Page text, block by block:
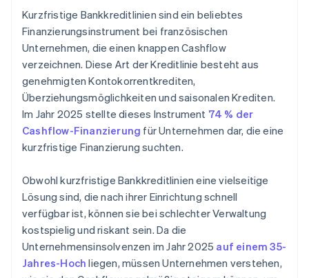
Kurzfristige Bankkreditlinien sind ein beliebtes
Finanzierungsinstrument bei französischen
Unternehmen, die einen knappen Cashflow
verzeichnen. Diese Art der Kreditlinie besteht aus
genehmigten Kontokorrentkrediten,
Überziehungsmöglichkeiten und saisonalen Krediten.
Im Jahr 2025 stellte dieses Instrument 74 % der
Cashflow-Finanzierung für Unternehmen dar, die eine
kurzfristige Finanzierung suchten.
Obwohl kurzfristige Bankkreditlinien eine vielseitige
Lösung sind, die nach ihrer Einrichtung schnell
verfügbar ist, können sie bei schlechter Verwaltung
kostspielig und riskant sein. Da die
Unternehmensinsolvenzen im Jahr 2025 auf einem 35-
Jahres-Hoch liegen, müssen Unternehmen verstehen,